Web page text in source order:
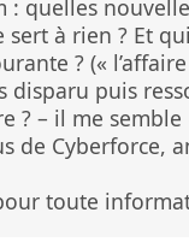
: quelles
à rien ? Et
? («
disparu puis
? – il me
de Cyberforce,
toute